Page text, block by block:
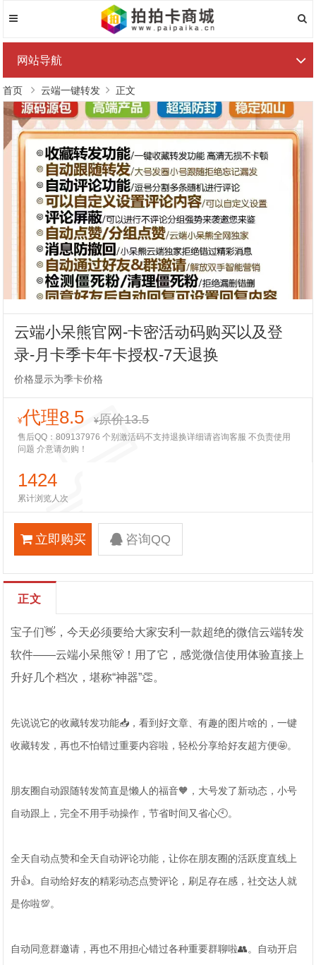
网站导航
首页 云端一键转发 正文
云端小呆熊官网-卡密活动码购买以及登
录-月卡季卡年卡授权-7天退换
价格显示为季卡价格
¥代理8.5 ¥原价13.5
售后QQ：809137976 个别激活码不支持退换详细请咨询客服 不负责使用
问题 介意请勿购！
1424
累计浏览人次
立即购买 咨询QQ
正文
宝子们👋，今天必须要给大家安利一款超绝的微信云端转发
软件——云端小呆熊🐻！用了它，感觉微信使用体验直接上
升好几个档次，堪称“神器”👏。
先说说它的收藏转发功能📥，看到好文章、有趣的图片啥的，一键
收藏转发，再也不怕错过重要内容啦，轻松分享给好友超方便🤩。
朋友圈自动跟随转发简直是懒人的福音🧡，大号发了新动态，小号
自动跟上，完全不用手动操作，节省时间又省心🕙。
全天自动点赞和全天自动评论功能，让你在朋友圈的活跃度直线上
升👍。自动给好友的精彩动态点赞评论，刷足存在感，社交达人就
是你啦💯。
自动同意群邀请，再也不用担心错过各种重要群聊啦👥。自动开启